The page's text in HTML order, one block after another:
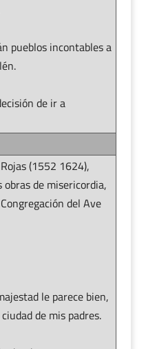
pueblos incontables a
de ir a
(1552 1624),
de misericordia,
del Ave
le parece bien,
de mis padres.